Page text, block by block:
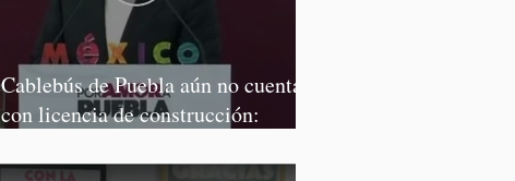
Cablebús de Puebla aún no cuenta
con licencia de construcción: